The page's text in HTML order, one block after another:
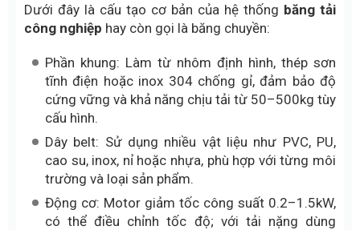
Dưới đây là cấu tạo cơ bản của hệ thống băng tải
công nghiệp hay còn gọi là băng chuyền:
Phần khung: Làm từ nhôm định hình, thép sơn
tĩnh điện hoặc inox 304 chống gỉ, đảm bảo độ
cứng vững và khả năng chịu tải từ 50–500kg tùy
cấu hình.
Dây belt: Sử dụng nhiều vật liệu như PVC, PU,
cao su, inox, nỉ hoặc nhựa, phù hợp với từng môi
trường và loại sản phẩm.
Động cơ: Motor giảm tốc công suất 0.2–1.5kW,
có thể điều chỉnh tốc độ; với tải nặng dùng